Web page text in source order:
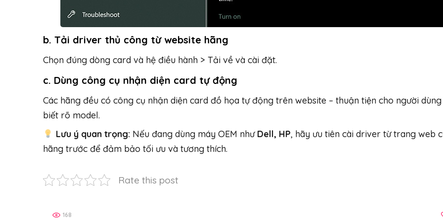
b. Tải driver thủ công từ website hãng
Chọn đúng dòng card và hệ điều hành > Tải về và cài đặt.
c. Dùng công cụ nhận diện card tự động
Các hãng đều có công cụ nhận diện card đồ họa tự động trên website – thuận tiện cho người
biết rõ model.
Lưu ý quan trọng: Nếu đang dùng máy OEM như Dell, HP, hãy ưu tiên cài driver từ trang web
hãng trước để đảm bảo tối ưu và tương thích.
Rate this post
168